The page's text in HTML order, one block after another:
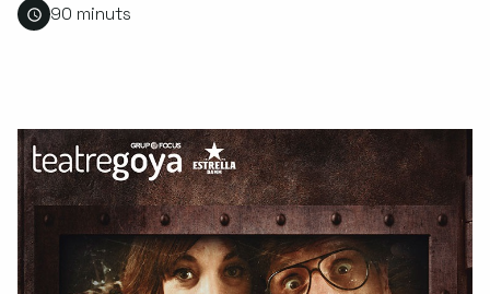
90 minuts